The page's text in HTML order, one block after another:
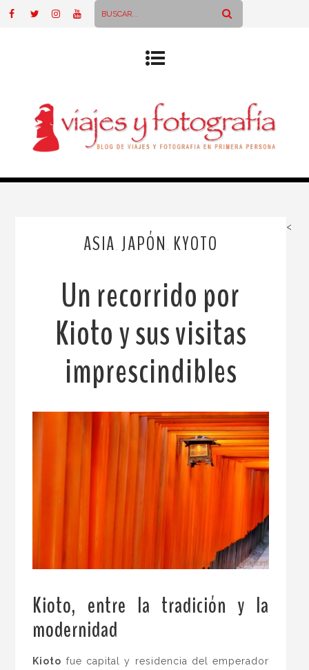
ASIA JAPÓN KYOTO
Un recorrido por
Kioto y sus visitas
imprescindibles
Kioto, entre la tradición y la
modernidad
Kioto fue capital y residencia del emperador
<